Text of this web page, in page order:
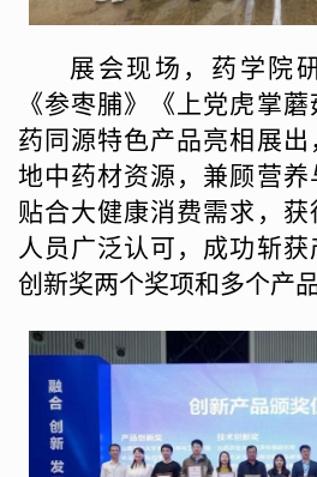
展会现场， 药学院
《参枣脯》《上党虎掌
药同源特色产品亮相展
地中药材资源，兼顾营
贴合大健康消费需求，
人员广泛认可，成功斩
创新奖两个奖项和多个产品